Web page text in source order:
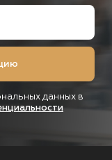
данных в